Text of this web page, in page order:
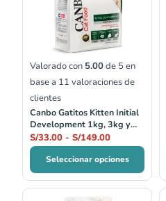
Valorado con 5.00de 5 en
base a 11 valoraciones de
clientes
Canbo Gatitos Kitten Initial
Development 1kg, 3kg y
7kg
S/33.00 - S/149.00
S/33.00
hasta
S/149.00
Seleccionar opciones